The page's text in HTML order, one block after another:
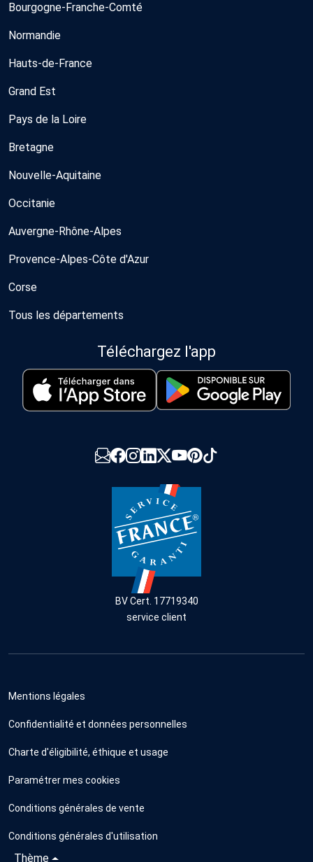
Bourgogne-Franche-Comté
Normandie
Hauts-de-France
Grand Est
Pays de la Loire
Bretagne
Nouvelle-Aquitaine
Occitanie
Auvergne-Rhône-Alpes
Provence-Alpes-Côte d'Azur
Corse
Tous les départements
Téléchargez l'app
BV Cert. 17719340
service client
Mentions légales
Confidentialité et données personnelles
Charte d'éligibilité, éthique et usage
Paramétrer mes cookies
Conditions générales de vente
Conditions générales d'utilisation
Thème